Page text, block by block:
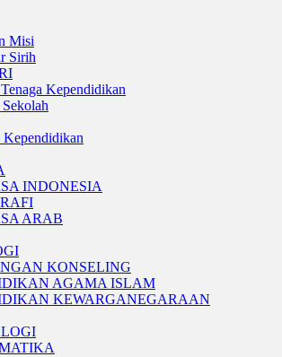
Misi
Sirih
Kependidikan
Kependidikan
INDONESIA
ARAB
KONSELING
AGAMA ISLAM
KEWARGANEGARAAN